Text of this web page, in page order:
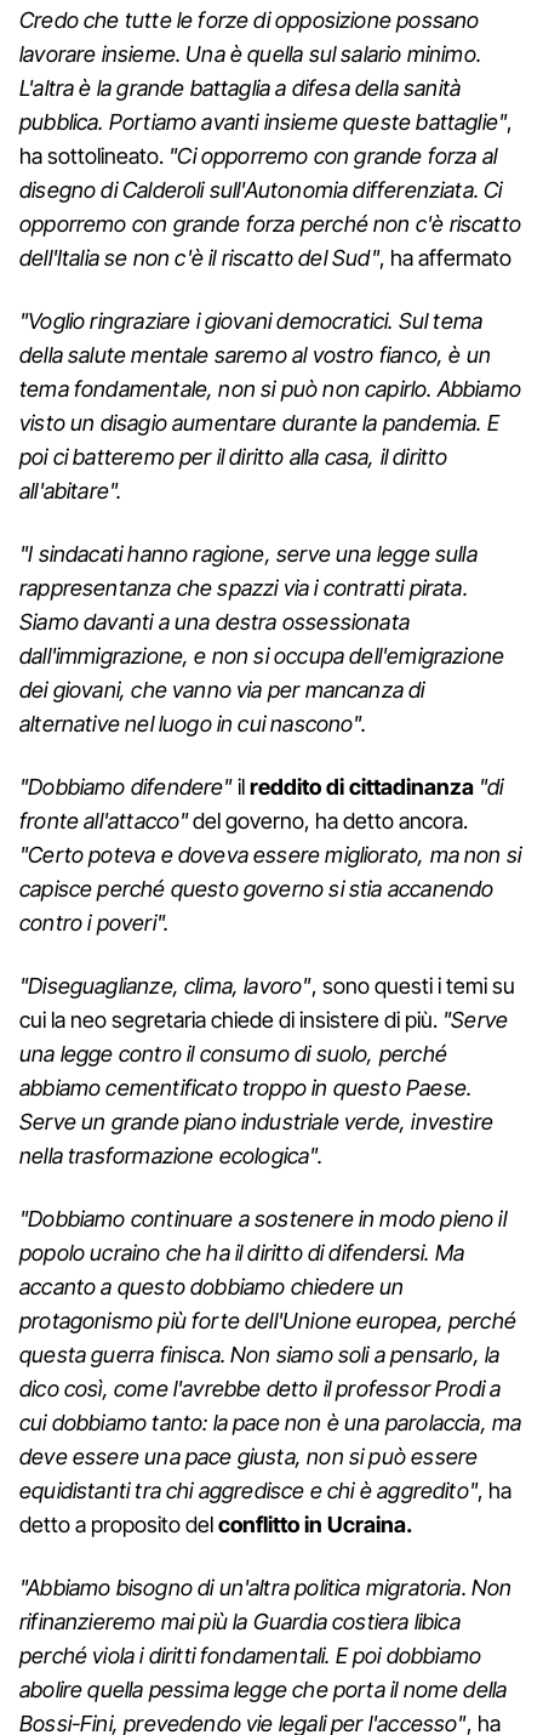
Credo che tutte le forze di opposizione possano
lavorare insieme. Una è quella sul salario minimo.
L'altra è la grande battaglia a difesa della sanità
pubblica. Portiamo avanti insieme queste battaglie",
ha sottolineato. "Ci opporremo con grande forza al
disegno di Calderoli sull'Autonomia differenziata. Ci
opporremo con grande forza perché non c'è riscatto
dell'Italia se non c'è il riscatto del Sud", ha affermato
"Voglio ringraziare i giovani democratici. Sul tema
della salute mentale saremo al vostro fianco, è un
tema fondamentale, non si può non capirlo. Abbiamo
visto un disagio aumentare durante la pandemia. E
poi ci batteremo per il diritto alla casa, il diritto
all'abitare".
"I sindacati hanno ragione, serve una legge sulla
rappresentanza che spazzi via i contratti pirata.
Siamo davanti a una destra ossessionata
dall'immigrazione, e non si occupa dell'emigrazione
dei giovani, che vanno via per mancanza di
alternative nel luogo in cui nascono".
"Dobbiamo difendere"ilreddito di cittadinanza "di
fronte all'attacco"del governo, ha detto ancora.
"Certo poteva e doveva essere migliorato, ma non si
capisce perché questo governo si stia accanendo
contro i poveri".
"Diseguaglianze, clima, lavoro", sono questi i temi su
cui la neo segretaria chiede di insistere di più. "Serve
una legge contro il consumo di suolo, perché
abbiamo cementificato troppo in questo Paese.
Serve un grande piano industriale verde, investire
nella trasformazione ecologica".
"Dobbiamo continuare a sostenere in modo pieno il
popolo ucraino che ha il diritto di difendersi. Ma
accanto a questo dobbiamo chiedere un
protagonismo più forte dell'Unione europea, perché
questa guerra finisca. Non siamo soli a pensarlo, la
dico così, come l'avrebbe detto il professor Prodi a
cui dobbiamo tanto: la pace non è una parolaccia, ma
deve essere una pace giusta, non si può essere
equidistanti tra chi aggredisce e chi è aggredito", ha
detto a proposito delconflitto in Ucraina.
"Abbiamo bisogno di un'altra politica migratoria. Non
rifinanzieremo mai più la Guardia costiera libica
perché viola i diritti fondamentali. E poi dobbiamo
abolire quella pessima legge che porta il nome della
Bossi-Fini, prevedendo vie legali per l'accesso", ha